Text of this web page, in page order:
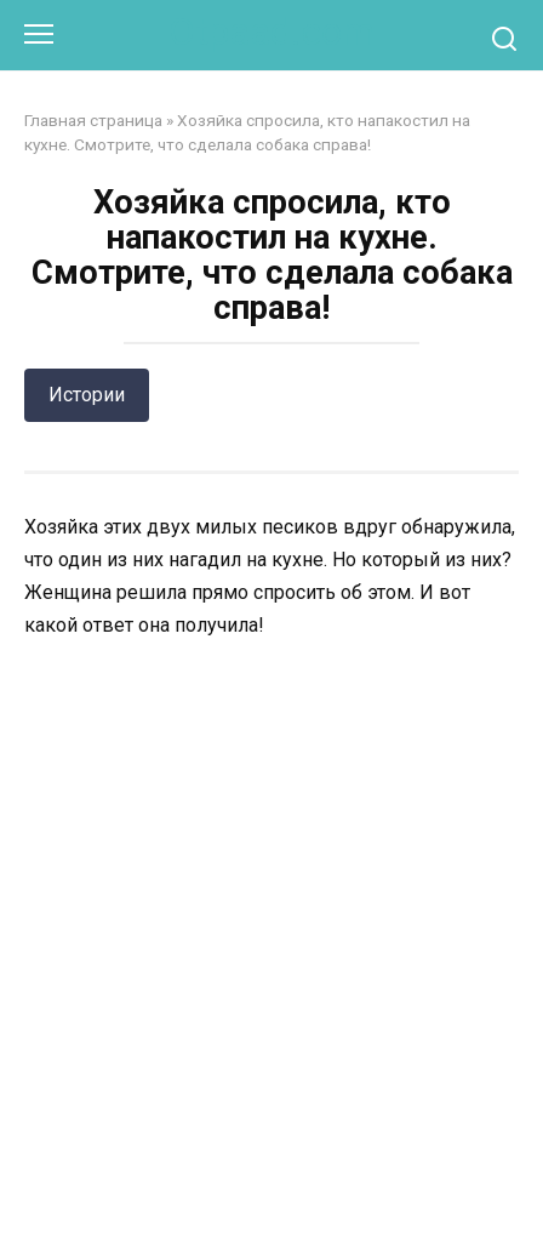
контенту
Главная страница » Хозяйка спросила, кто напакостил на
кухне. Смотрите, что сделала собака справа!
Хозяйка спросила, кто
напакостил на кухне.
Смотрите, что сделала собака
справа!
Истории
Хозяйка этих двух милых песиков вдруг обнаружила,
что один из них нагадил на кухне. Но который из них?
Женщина решила прямо спросить об этом. И вот
какой ответ она получила!